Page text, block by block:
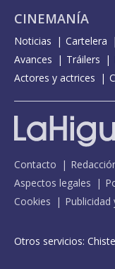
CINEMANÍA
Noticias Cartelera
Avances
Tráilers
Actores y actrices
Contacto
Aspectos legales
Cookies
Otros servicios: